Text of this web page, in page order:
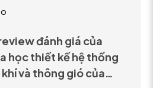
đánh giá của
học thiết kế hệ thống
và thông gió của